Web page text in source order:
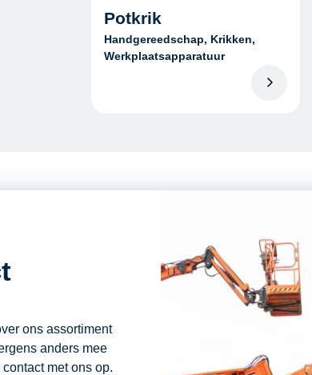
Potkrik
Handgereedschap, Krikken,
Werkplaatsapparatuur
ons assortiment
anders mee
met ons op.